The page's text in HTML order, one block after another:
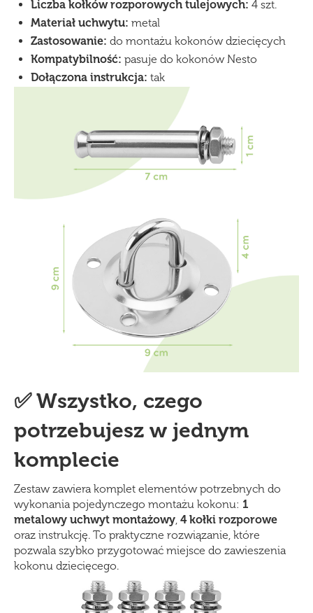
Liczba kołków rozporowych tulejowych: 4 szt.
Materiał uchwytu: metal
Zastosowanie: do montażu kokonów dziecięcych
Kompatybilność: pasuje do kokonów Nesto
Dołączona instrukcja: tak
✅ Wszystko, czego
potrzebujesz w jednym
komplecie
Zestaw zawiera komplet elementów potrzebnych do
wykonania pojedynczego montażu kokonu: 1
metalowy uchwyt montażowy, 4 kołki rozporowe
oraz instrukcję. To praktyczne rozwiązanie, które
pozwala szybko przygotować miejsce do zawieszenia
kokonu dziecięcego.